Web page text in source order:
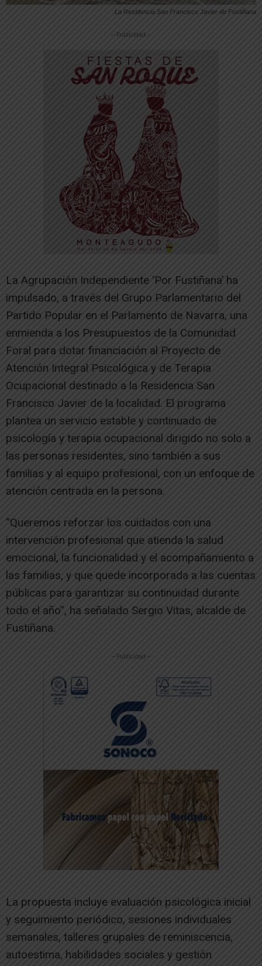
La Residencia San Francisco Javier de Fustiñana
-- Publicidad --
La Agrupación Independiente ‘Por Fustiñana’ ha
impulsado, a través del Grupo Parlamentario del
Partido Popular en el Parlamento de Navarra, una
enmienda a los Presupuestos de la Comunidad
Foral para dotar financiación al Proyecto de
Atención Integral Psicológica y de Terapia
Ocupacional destinado a la Residencia San
Francisco Javier de la localidad. El programa
plantea un servicio estable y continuado de
psicología y terapia ocupacional dirigido no solo a
las personas residentes, sino también a sus
familias y al equipo profesional, con un enfoque de
atención centrada en la persona.
“Queremos reforzar los cuidados con una
intervención profesional que atienda la salud
emocional, la funcionalidad y el acompañamiento a
las familias, y que quede incorporada a las cuentas
públicas para garantizar su continuidad durante
todo el año”, ha señalado Sergio Vitas, alcalde de
Fustiñana.
-- Publicidad --
La propuesta incluye evaluación psicológica inicial
y seguimiento periódico, sesiones individuales
semanales, talleres grupales de reminiscencia,
autoestima, habilidades sociales y gestión